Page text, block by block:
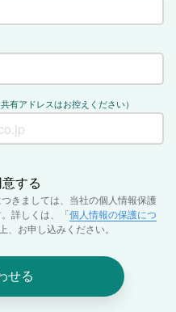
共有アドレスはお控えください）
する
きましては、当社の個人情報保護
詳しくは、「個人情報の保護につ
、お申し込みください。
せる